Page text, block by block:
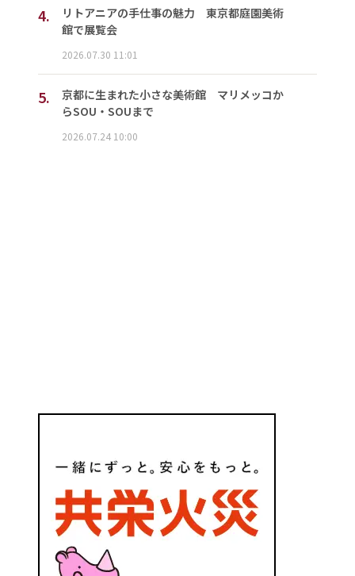
4.
リトアニアの手仕事の魅力 東京都庭園美術
館で展覧会
2026.07.30 11:01
5.
京都に生まれた小さな美術館 マリメッコか
らSOU・SOUまで
2026.07.24 10:00